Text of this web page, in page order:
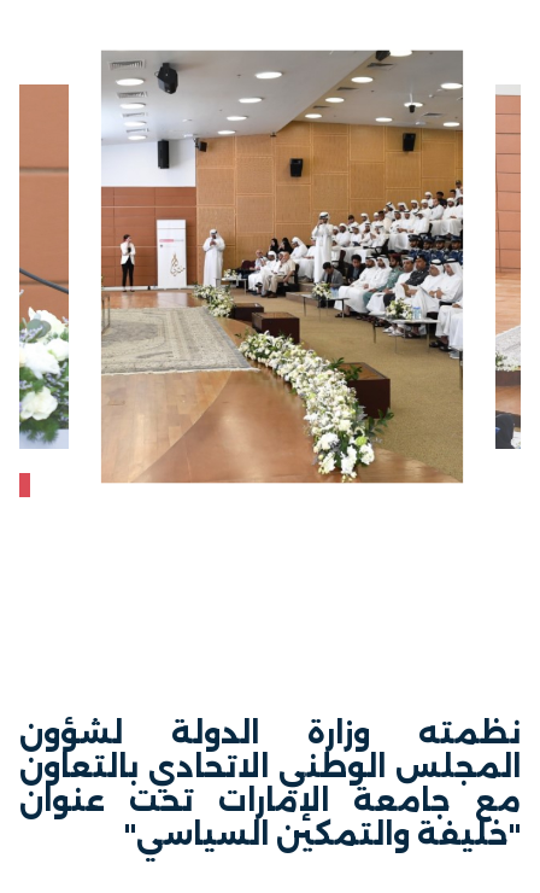
نظمته وزارة الدولة لشؤون
المجلس الوطني الاتحادي بالتعاون
مع جامعة الإمارات تحت عنوان
"خليفة والتمكين السياسي"